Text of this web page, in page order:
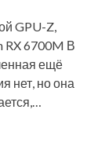
GPU-Z,
RX 6700M В
ещё
нет, но она